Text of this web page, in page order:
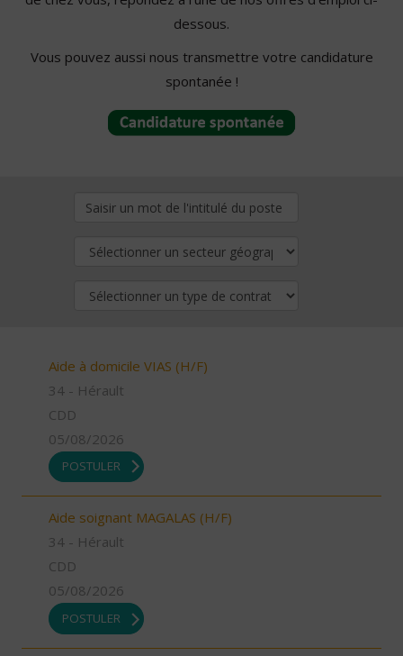
dessous.
Vous pouvez aussi nous transmettre votre candidature
spontanée !
Aide à domicile VIAS (H/F)
34 - Hérault
CDD
05/08/2026
POSTULER
Aide soignant MAGALAS (H/F)
34 - Hérault
CDD
05/08/2026
POSTULER